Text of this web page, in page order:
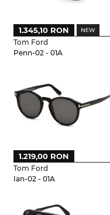
Tom Ford
Penn-02 - 01A
1.345,10 RON
Tom Ford
Ian-02 - 01A
1.219,00 RON